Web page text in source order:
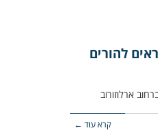
להורים
קרא עוד ←